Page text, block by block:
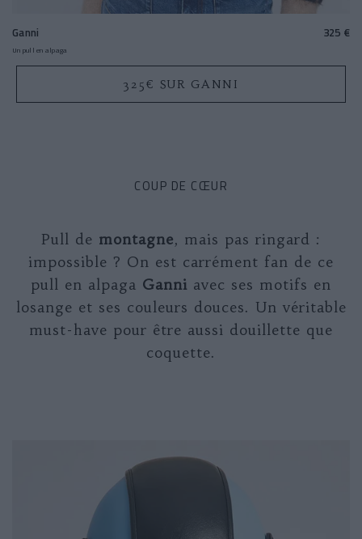
Ganni 325 €
Un pull en alpaga
325€ SUR GANNI
COUP DE CŒUR
Pull de montagne, mais pas ringard :
impossible ? On est carrément fan de ce
pull en alpaga Ganni avec ses motifs en
losange et ses couleurs douces. Un véritable
must-have pour être aussi douillette que
coquette.